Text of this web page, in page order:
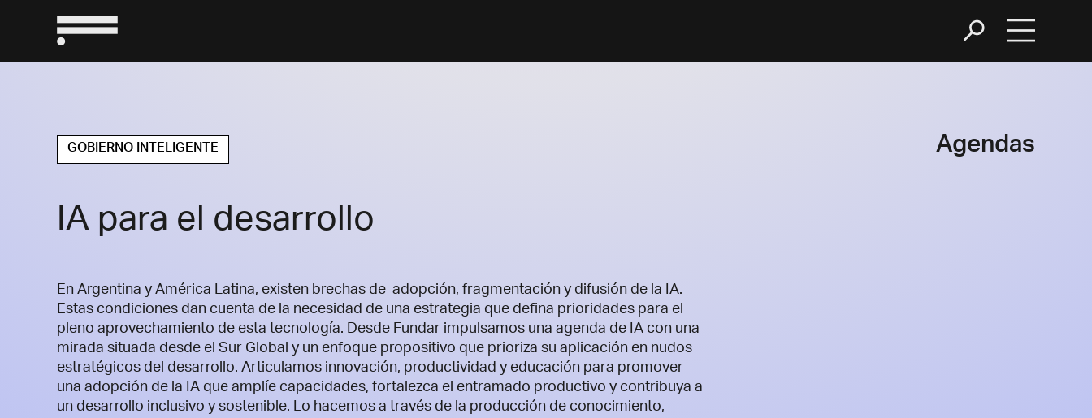
GOBIERNO INTELIGENTE
IA para el desarrollo
En Argentina y América Latina, existen brechas de adopción, fragmentación y difusión de la IA.
Estas condiciones dan cuenta de la necesidad de una estrategia que defina prioridades para el
pleno aprovechamiento de esta tecnología. Desde Fundar impulsamos una agenda de IA con una
mirada situada desde el Sur Global y un enfoque propositivo que prioriza su aplicación en nudos
estratégicos del desarrollo. Articulamos innovación, productividad y educación para promover
una adopción de la IA que amplíe capacidades, fortalezca el entramado productivo y contribuya a
un desarrollo inclusivo y sostenible. Lo hacemos a través de la producción de conocimiento,
Agendas